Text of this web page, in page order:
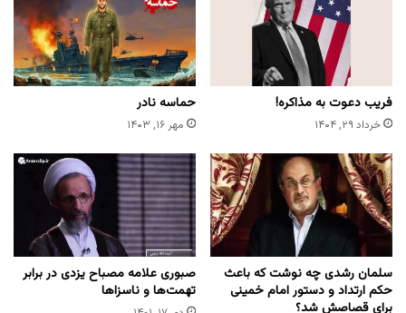
فریب دعوت به مذاکره!
خرداد ۲۹, ۱۴۰۴
حماسه نادر
مهر ۱۶, ۱۴۰۳
سلمان رشدی چه نوشت که باعث
حکم ارتداد و دستور امام خمینی
برای قصاصش شد؟
صبوری علامه مصباح یزدی در برابر
تهمت‌ها و ناسزاها